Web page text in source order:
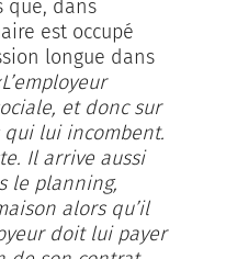
que, dans
est occupé
longue dans
et donc sur
lui incombent.
Il arrive aussi
le planning,
alors qu’il
doit lui payer